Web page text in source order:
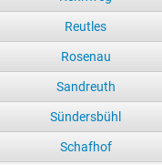
Reutles
Rosenau
Sandreuth
Sündersbühl
Schafhof